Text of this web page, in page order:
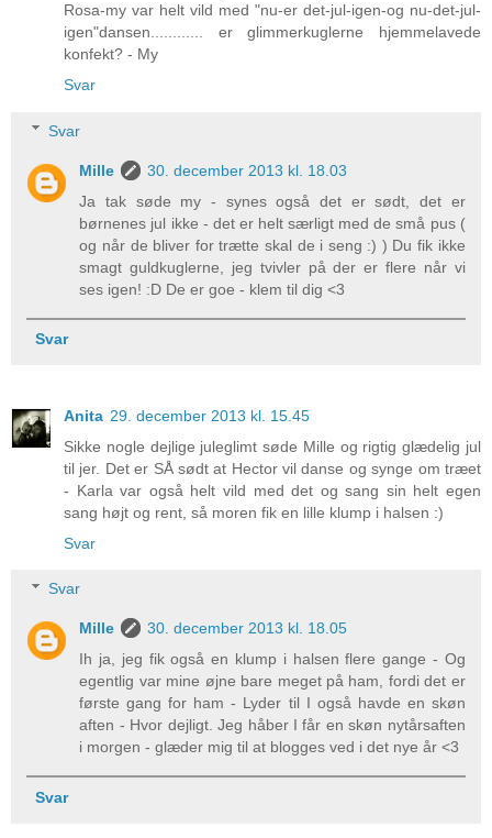
Rosa-my var helt vild med "nu-er det-jul-igen-og nu-det-jul-
igen"dansen............ er glimmerkuglerne hjemmelavede
konfekt? - My
Svar
Svar
Mille
30. december 2013 kl. 18.03
Ja tak søde my - synes også det er sødt, det er
børnenes jul ikke - det er helt særligt med de små pus (
og når de bliver for trætte skal de i seng :) ) Du fik ikke
smagt guldkuglerne, jeg tvivler på der er flere når vi
ses igen! :D De er goe - klem til dig <3
Svar
Anita 29. december 2013 kl. 15.45
Sikke nogle dejlige juleglimt søde Mille og rigtig glædelig jul
til jer. Det er SÅ sødt at Hector vil danse og synge om træet
- Karla var også helt vild med det og sang sin helt egen
sang højt og rent, så moren fik en lille klump i halsen :)
Svar
Svar
Mille
30. december 2013 kl. 18.05
Ih ja, jeg fik også en klump i halsen flere gange - Og
egentlig var mine øjne bare meget på ham, fordi det er
første gang for ham - Lyder til I også havde en skøn
aften - Hvor dejligt. Jeg håber I får en skøn nytårsaften
i morgen - glæder mig til at blogges ved i det nye år <3
Svar